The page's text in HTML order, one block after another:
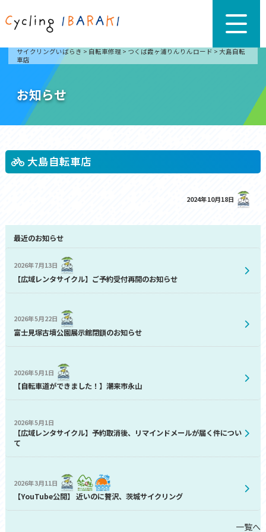
サイクリングいばらき > 自転車修理 > つくば霞ヶ浦りんりんロード > 大島自転
車店
お知らせ
大島自転車店
2024年10月18日
最近のお知らせ
2026年7月13日
【広域レンタサイクル】ご予約受付再開のお知らせ
2026年5月22日
富士見塚古墳公園展示館閉鎖のお知らせ
2026年5月1日
【自転車道ができました！】潮来市永山
2026年5月1日
【広域レンタサイクル】予約取消後、リマインドメールが届く件につい
て
2026年3月11日
【YouTube公開】 近いのに贅沢、茨城サイクリング
一覧へ